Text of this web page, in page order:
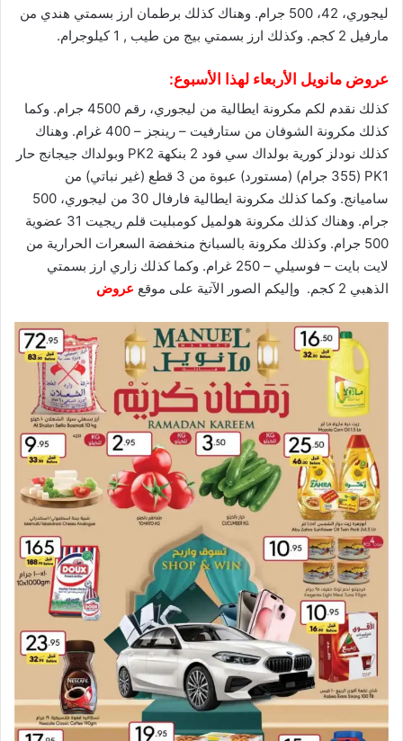
ليجوري، 42، 500 جرام. وهناك كذلك برطمان ارز بسمتي هندي من
مارفيل 2 كجم. وكذلك ارز بسمتي بيج من طيب , 1 كيلوجرام.
عروض مانويل الأربعاء لهذا الأسبوع:
كذلك نقدم لكم مكرونة ايطالية من ليجوري، رقم 4500 جرام. وكما
كذلك مكرونة الشوفان من ستارفيت – رينجز – 400 غرام. وهناك
كذلك نودلز كورية بولداك سي فود 2 بنكهة PK2 وبولداك جيجانج حار
PK1 (355 جرام) (مستورد) عبوة من 3 قطع (غير نباتي) من
ساميانج. وكما كذلك مكرونة ايطالية فارفال 30 من ليجوري، 500
جرام. وهناك كذلك مكرونة هولميل كومبليت قلم ريجيت 31 عضوية
500 جرام. وكذلك مكرونة بالسبانخ منخفضة السعرات الحرارية من
لايت بايت – فوسيلي – 250 غرام. وكما كذلك زاري ارز بسمتي
الذهبي 2 كجم. وإليكم الصور الآتية على موقع
عروض